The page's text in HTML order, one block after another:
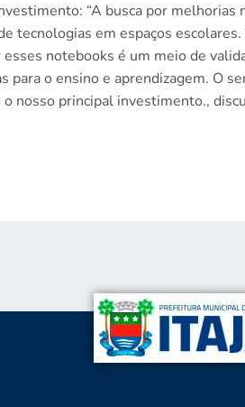
“A busca por
tecnologias em espaços
notebooks é um meio de
para o ensino e aprendizagem. O
nosso principal investimento.,